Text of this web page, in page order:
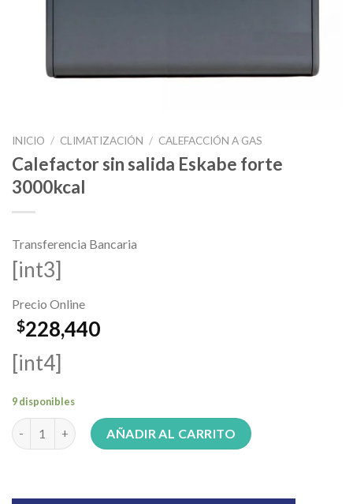
INICIO / CLIMATIZACIÓN / CALEFACCIÓN A GAS
Calefactor sin salida Eskabe forte
3000kcal
Transferencia Bancaria
[int3]
Precio Online
$228,440
[int4]
9 disponibles
Calefactor sin salida Eskabe forte 3000kcal cantidad
AÑADIR AL CARRITO